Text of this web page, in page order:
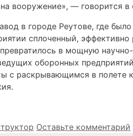
вооружение», — говорится
в городе Реутове, где
сплоченный,
в мощную
оборонных
с раскрывающимся в
Оставьте комментарий